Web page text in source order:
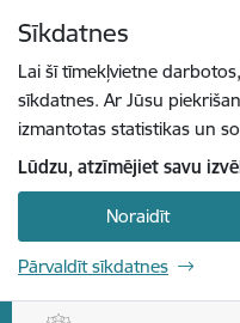
Sīkdatnes
Lai šī tīmekļvietne
sīkdatnes. Ar Jūsu
izmantotas statistikas un
Lūdzu, atzīmējiet savu
Noraidīt
Pārvaldīt sīkdatnes